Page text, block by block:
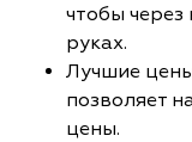
чтобы через
руках.
Лучшие
позволяет
цены.